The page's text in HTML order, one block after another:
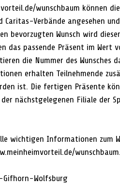
wunschbaum können
Caritas-Verbände angesehen
bevorzugten Wunsch wird
das passende Präsent im Wert
die Nummer des Wunsches
erhalten Teilnehmende
ist. Die fertigen Präsente
der nächstgelegenen Filiale der
wichtigen Informationen zum
Gifhorn-Wolfsburg